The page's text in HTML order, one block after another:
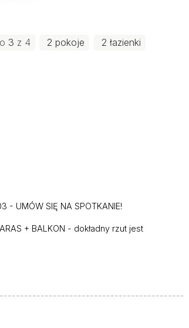
3 z 4 2 pokoje 2 łazienki
- UMÓW SIĘ NA SPOTKANIE!
+ BALKON - dokładny rzut jest